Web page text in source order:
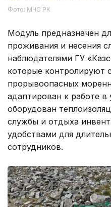
Фото: МЧС РК
Модуль предназначен
проживания и несения
наблюдателями ГУ
которые контролируют
прорывоопасных
адаптирован к работе в
оборудован
службы и отдыха
удобствами для
сотрудников.